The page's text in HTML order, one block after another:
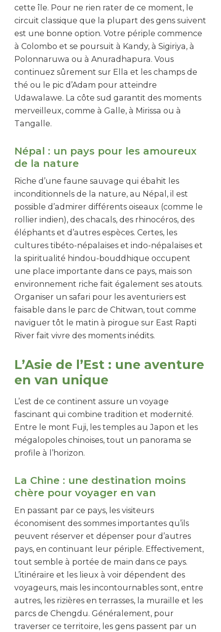
cette île. Pour ne rien rater de ce moment, le
circuit classique que la plupart des gens suivent
est une bonne option. Votre périple commence
à Colombo et se poursuit à Kandy, à Sigiriya, à
Polonnaruwa ou à Anuradhapura. Vous
continuez sûrement sur Ella et les champs de
thé ou le pic d’Adam pour atteindre
Udawalawe. La côte sud garantit des moments
merveilleux, comme à Galle, à Mirissa ou à
Tangalle.
Népal : un pays pour les amoureux
de la nature
Riche d’une faune sauvage qui ébahit les
inconditionnels de la nature, au Népal, il est
possible d’admirer différents oiseaux (comme le
rollier indien), des chacals, des rhinocéros, des
éléphants et d’autres espèces. Certes, les
cultures tibéto-népalaises et indo-népalaises et
la spiritualité hindou-bouddhique occupent
une place importante dans ce pays, mais son
environnement riche fait également ses atouts.
Organiser un safari pour les aventuriers est
faisable dans le parc de Chitwan, tout comme
naviguer tôt le matin à pirogue sur East Rapti
River fait vivre des moments inédits.
L’Asie de l’Est : une aventure
en van unique
L’est de ce continent assure un voyage
fascinant qui combine tradition et modernité.
Entre le mont Fuji, les temples au Japon et les
mégalopoles chinoises, tout un panorama se
profile à l’horizon.
La Chine : une destination moins
chère pour voyager en van
En passant par ce pays, les visiteurs
économisent des sommes importantes qu’ils
peuvent réserver et dépenser pour d’autres
pays, en continuant leur périple. Effectivement,
tout semble à portée de main dans ce pays.
L’itinéraire et les lieux à voir dépendent des
voyageurs, mais les incontournables sont, entre
autres, les rizières en terrasses, la muraille et les
parcs de Chengdu. Généralement, pour
traverser ce territoire, les gens passent par un